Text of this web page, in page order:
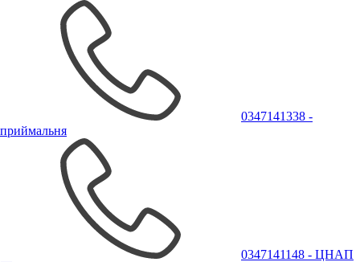
0347141338 -
приймальня
0347141148 - ЦНАП